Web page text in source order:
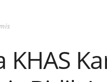
KHAS